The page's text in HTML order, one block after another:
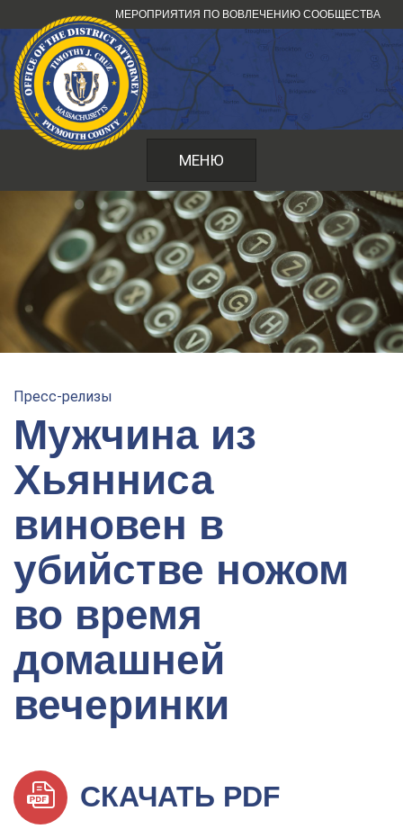
к
содержанию
МЕРОПРИЯТИЯ ПО ВОВЛЕЧЕНИЮ СООБЩЕСТВА
МЕНЮ
Пресс-релизы
Мужчина из
Хьянниса
виновен в
убийстве ножом
во время
домашней
вечеринки
СКАЧАТЬ PDF